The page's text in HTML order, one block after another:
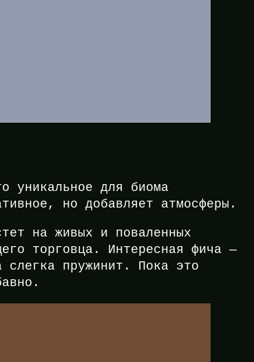
уникальное для биома
но добавляет атмосферы.
на живых и поваленных
торговца. Интересная фича —
слегка пружинит. Пока это